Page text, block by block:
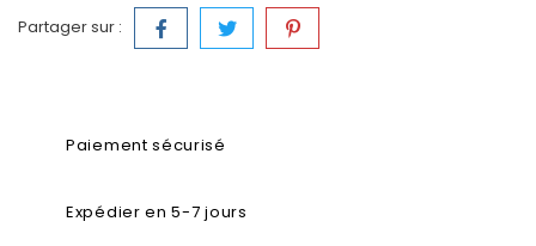
Partager sur :
Paiement sécurisé
Expédier en 5-7 jours